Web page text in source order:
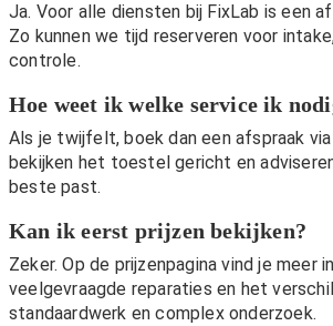
Ja. Voor alle diensten bij FixLab is een
Zo kunnen we tijd reserveren voor
controle.
Hoe weet ik welke service ik
Als je twijfelt, boek dan een afspraak via
bekijken het toestel gericht en
beste past.
Kan ik eerst prijzen bekijken?
Zeker. Op de prijzenpagina vind je meer
veelgevraagde reparaties en het
standaardwerk en complex onderzoek.